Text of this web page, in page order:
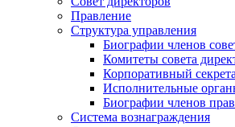
Правление
Структура управления
Биографии членов
Комитеты совета
Корпоративный
Исполнительные
Биографии членов
Система вознаграждения